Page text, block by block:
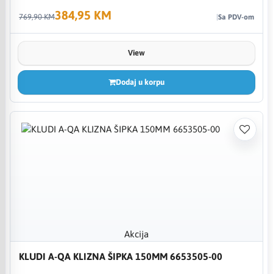
769,90 KM384,95 KM Sa PDV-om
View
Dodaj u korpu
Akcija
KLUDI A-QA KLIZNA ŠIPKA 150MM 6653505-00